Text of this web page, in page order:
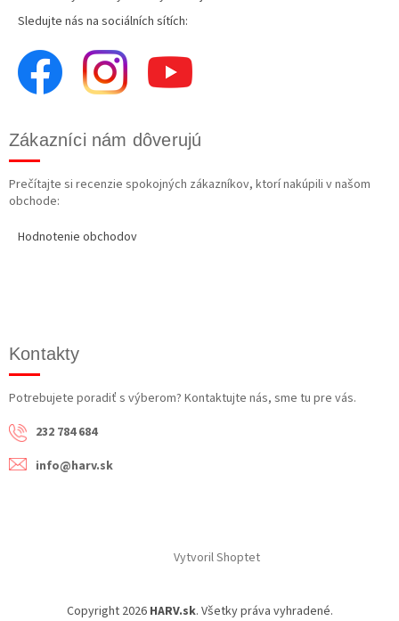
Sledujte nás na sociálních sítích:
Zákazníci nám dôverujú
Prečítajte si recenzie spokojných zákazníkov, ktorí nakúpili v našom
obchode:
Hodnotenie obchodov
Kontakty
Potrebujete poradiť s výberom? Kontaktujte nás, sme tu pre vás.
232 784 684
info@harv.sk
Vytvoril Shoptet
Copyright 2026 HARV.sk. Všetky práva vyhradené.